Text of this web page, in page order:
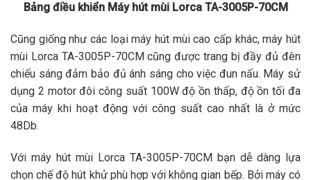
Bảng điều khiển Máy hút mùi Lorca TA-3005P-70CM
Cũng giống như các loại máy hút mùi cao cấp khác, máy hút
mùi Lorca TA-3005P-70CM cũng được trang bị đầy đủ đèn
chiếu sáng đảm bảo đủ ánh sáng cho việc đun nấu. Máy sử
dụng 2 motor đôi công suất 100W độ ồn thấp, độ ồn tối đa
của máy khi hoạt động với công suất cao nhất là ở mức
48Db.
Với máy hút mùi Lorca TA-3005P-70CM bạn dễ dàng lựa
chọn chế độ hút khử phù hợp với không gian bếp. Bởi máy có